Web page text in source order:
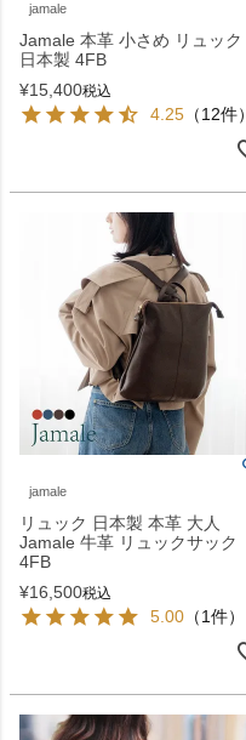
jamale
Jamale 本革 小さめ リュック
日本製 4FB
¥15,400税込
4.25 （12件）
jamale
リュック 日本製 本革 大人
Jamale 牛革 リュックサック
4FB
¥16,500税込
5.00 （1件）